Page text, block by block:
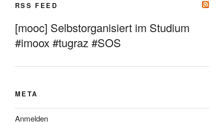
RSS FEED
[mooc] Selbstorganisiert im Studium
#imoox #tugraz #SOS
META
Anmelden